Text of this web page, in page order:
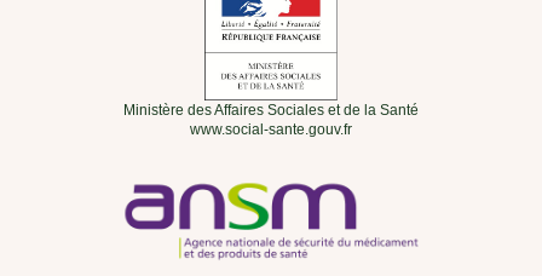
Ministère des Affaires Sociales et de la Santé
www.social-sante.gouv.fr